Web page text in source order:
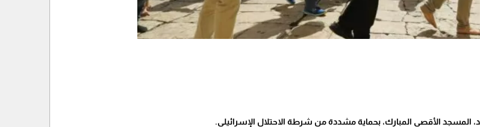
المسجد الأقصى المبارك، بحماية مشددة من شرطة الاحتلال الإسرائيلي.